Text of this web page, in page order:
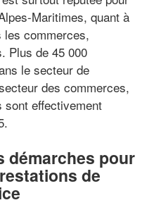
Maritimes, quant à
commerces,
Plus de 45 000
le secteur de
des commerces,
effectivement
démarches pour
de